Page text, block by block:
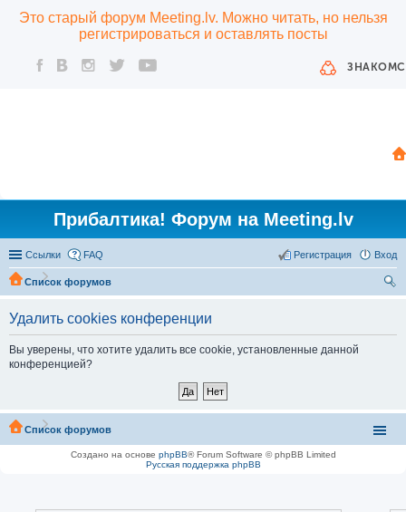
Это старый форум Meeting.lv. Можно читать, но нельзя
регистрироваться и оставлять посты
Прибалтика! Форум на Meeting.lv
Ссылки FAQ Вход
Регистрация
Список форумов
Удалить cookies конференции
Вы уверены, что хотите удалить все cookie, установленные данной
конференцией?
Список форумов
Создано на основе phpBB® Forum Software © phpBB Limited
Русская поддержка phpBB